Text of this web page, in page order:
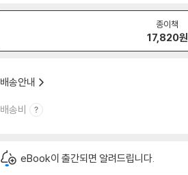
종이책
17,820원
배송안내
배송비
eBook이 출간되면 알려드립니다.